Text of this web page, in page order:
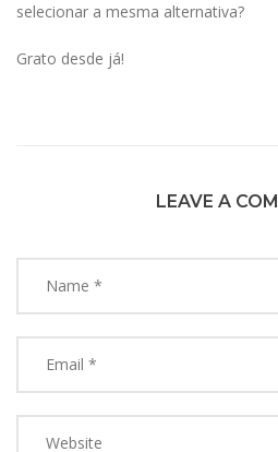
selecionar a mesma alternativa?
Grato desde já!
LEAVE A